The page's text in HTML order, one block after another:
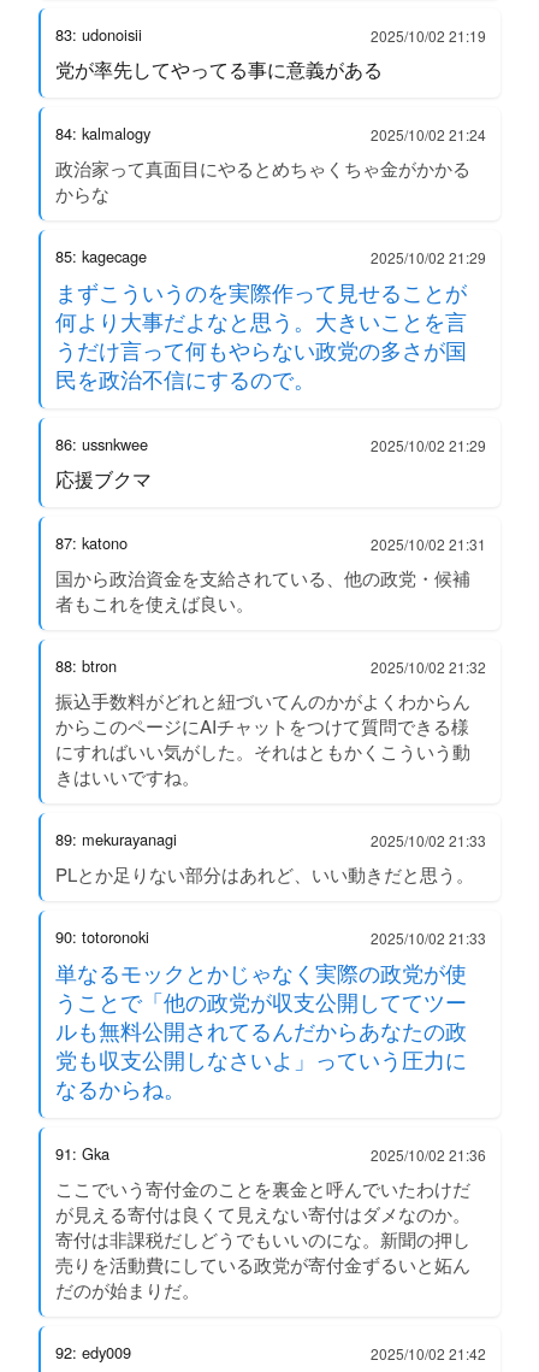
83: udonoisii 2025/10/02 21:19
党が率先してやってる事に意義がある
84: kalmalogy 2025/10/02 21:24
政治家って真面目にやるとめちゃくちゃ金がかかる
からな
85: kagecage 2025/10/02 21:29
まずこういうのを実際作って見せることが
何より大事だよなと思う。大きいことを言
うだけ言って何もやらない政党の多さが国
民を政治不信にするので。
86: ussnkwee 2025/10/02 21:29
応援ブクマ
87: katono 2025/10/02 21:31
国から政治資金を支給されている、他の政党・候補
者もこれを使えば良い。
88: btron 2025/10/02 21:32
振込手数料がどれと紐づいてんのかがよくわからん
からこのページにAIチャットをつけて質問できる様
にすればいい気がした。それはともかくこういう動
きはいいですね。
89: mekurayanagi 2025/10/02 21:33
PLとか足りない部分はあれど、いい動きだと思う。
90: totoronoki 2025/10/02 21:33
単なるモックとかじゃなく実際の政党が使
うことで「他の政党が収支公開しててツー
ルも無料公開されてるんだからあなたの政
党も収支公開しなさいよ」っていう圧力に
なるからね。
91: Gka 2025/10/02 21:36
ここでいう寄付金のことを裏金と呼んでいたわけだ
が見える寄付は良くて見えない寄付はダメなのか。
寄付は非課税だしどうでもいいのにな。新聞の押し
売りを活動費にしている政党が寄付金ずるいと妬ん
だのが始まりだ。
92: edy009 2025/10/02 21:42